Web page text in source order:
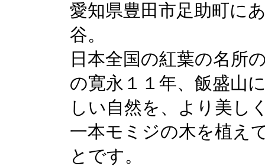
愛知県豊田市足助町に
谷。
日本全国の紅葉の名所
の寛永１１年、飯盛山
しい自然を、より美し
一本モミジの木を植え
とです。